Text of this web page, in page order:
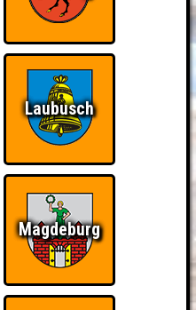
RESERVIERUNG
Laubusch
Magdeburg